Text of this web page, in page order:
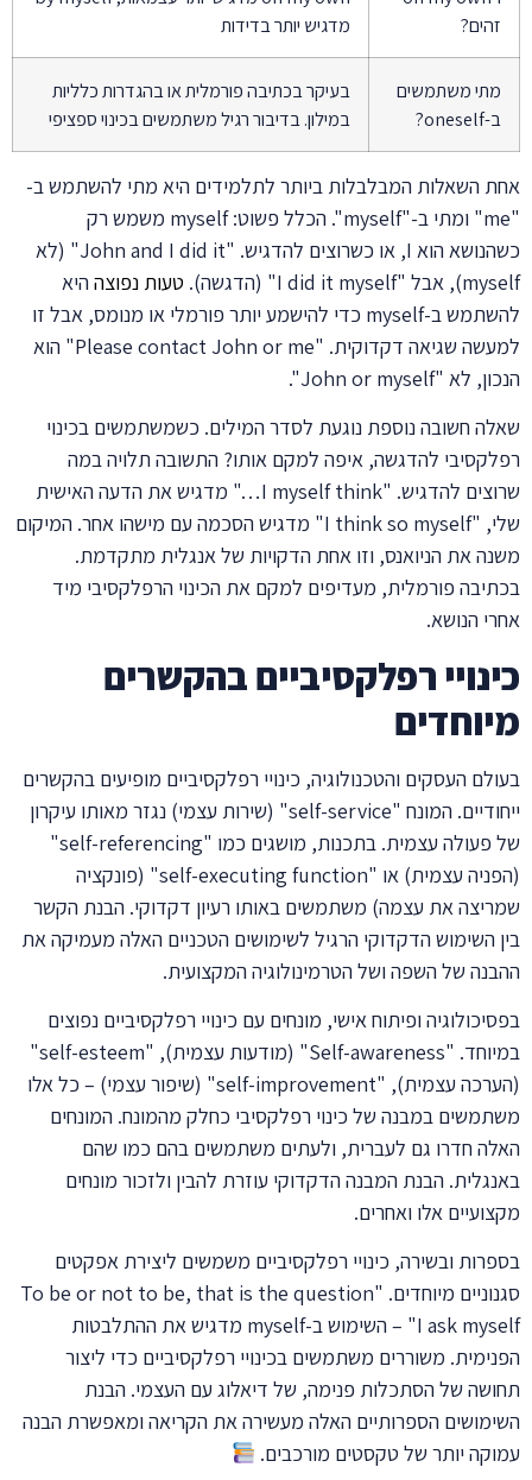
זהים?
מדגיש יותר בדידות
מתי משתמשים
ב-oneself?
בעיקר בכתיבה פורמלית או בהגדרות כלליות
במילון. בדיבור רגיל משתמשים בכינוי ספציפי
אחת השאלות המבלבלות ביותר לתלמידים היא מתי להשתמש ב-
"me" ומתי ב-"myself". הכלל פשוט: myself משמש רק
כשהנושא הוא I, או כשרוצים להדגיש. "John and I did it" (לא
myself), אבל "I did it myself" (הדגשה).
טעות נפוצההיא
להשתמש ב-myself כדי להישמע יותר פורמלי או מנומס, אבל זו
למעשה שגיאה דקדוקית. "Please contact John or me" הוא
הנכון, לא "John or myself".
שאלה חשובה נוספת נוגעת לסדר המילים. כשמשתמשים בכינוי
רפלקסיבי להדגשה, איפה למקם אותו? התשובה תלויה במה
שרוצים להדגיש. "I myself think…" מדגיש את הדעה האישית
שלי, "I think so myself" מדגיש הסכמה עם מישהו אחר. המיקום
משנה את הניואנס, וזו אחת הדקויות של אנגלית מתקדמת.
בכתיבה פורמלית, מעדיפים למקם את הכינוי הרפלקסיבי מיד
אחרי הנושא.
כינויי רפלקסיביים בהקשרים
מיוחדים
בעולם העסקים והטכנולוגיה, כינויי רפלקסיביים מופיעים בהקשרים
ייחודיים. המונח "self-service" (שירות עצמי) נגזר מאותו עיקרון
של פעולה עצמית. בתכנות, מושגים כמו "self-referencing"
(הפניה עצמית) או "self-executing function" (פונקציה
שמריצה את עצמה) משתמשים באותו רעיון דקדוקי. הבנת הקשר
בין השימוש הדקדוקי הרגיל לשימושים הטכניים האלה מעמיקה את
ההבנה של השפה ושל הטרמינולוגיה המקצועית.
בפסיכולוגיה ופיתוח אישי, מונחים עם כינויי רפלקסיביים נפוצים
במיוחד. "Self-awareness" (מודעות עצמית), "self-esteem"
(הערכה עצמית), "self-improvement" (שיפור עצמי) – כל אלו
משתמשים במבנה של כינוי רפלקסיבי כחלק מהמונח. המונחים
האלה חדרו גם לעברית, ולעתים משתמשים בהם כמו שהם
באנגלית. הבנת המבנה הדקדוקי עוזרת להבין ולזכור מונחים
מקצועיים אלו ואחרים.
בספרות ובשירה, כינויי רפלקסיביים משמשים ליצירת אפקטים
סגנוניים מיוחדים. "To be or not to be, that is the question
I ask myself" – השימוש ב-myself מדגיש את ההתלבטות
הפנימית. משוררים משתמשים בכינויי רפלקסיביים כדי ליצור
תחושה של הסתכלות פנימה, של דיאלוג עם העצמי. הבנת
השימושים הספרותיים האלה מעשירה את הקריאה ומאפשרת הבנה
עמוקה יותר של טקסטים מורכבים.